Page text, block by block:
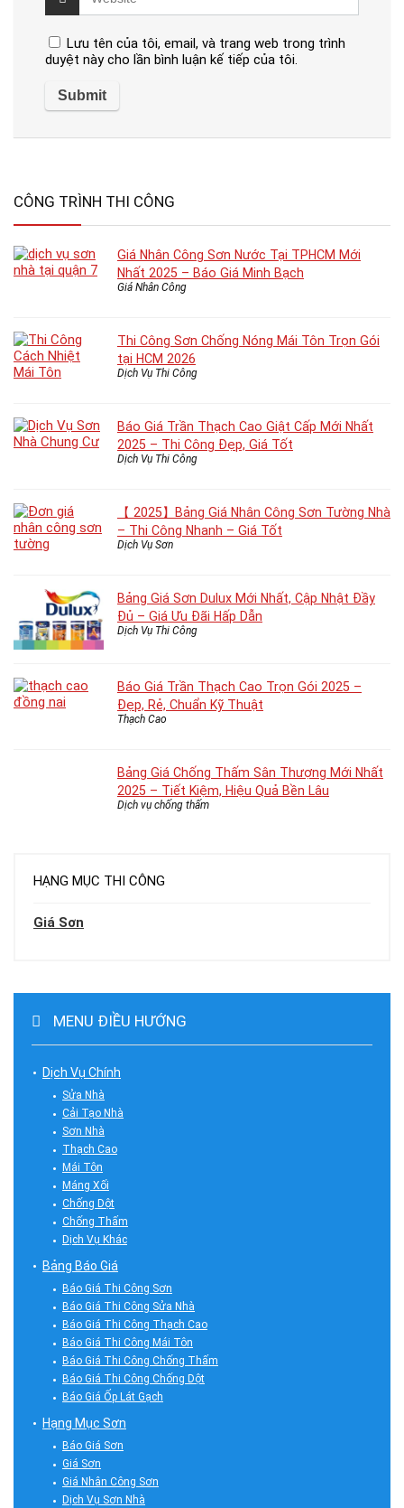
Lưu tên của tôi, email, và trang web trong trình
duyệt này cho lần bình luận kế tiếp của tôi.
CÔNG TRÌNH THI CÔNG
Giá Nhân Công Sơn Nước Tại TPHCM Mới
Nhất 2025 – Báo Giá Minh Bạch
Giá Nhân Công
Thi Công Sơn Chống Nóng Mái Tôn Trọn Gói
tại HCM 2026
Dịch Vụ Thi Công
Báo Giá Trần Thạch Cao Giật Cấp Mới Nhất
2025 – Thi Công Đẹp, Giá Tốt
Dịch Vụ Thi Công
【 2025】Bảng Giá Nhân Công Sơn Tường Nhà
– Thi Công Nhanh – Giá Tốt
Dịch Vụ Sơn
Bảng Giá Sơn Dulux Mới Nhất, Cập Nhật Đầy
Đủ – Giá Ưu Đãi Hấp Dẫn
Dịch Vụ Thi Công
Báo Giá Trần Thạch Cao Trọn Gói 2025 –
Đẹp, Rẻ, Chuẩn Kỹ Thuật
Thạch Cao
Bảng Giá Chống Thấm Sân Thượng Mới Nhất
2025 – Tiết Kiệm, Hiệu Quả Bền Lâu
Dịch vụ chống thấm
HẠNG MỤC THI CÔNG
Giá Sơn
MENU ĐIỀU HƯỚNG
Dịch Vụ Chính
Sửa Nhà
Cải Tạo Nhà
Sơn Nhà
Thạch Cao
Mái Tôn
Máng Xối
Chống Dột
Chống Thấm
Dịch Vụ Khác
Bảng Báo Giá
Báo Giá Thi Công Sơn
Báo Giá Thi Công Sửa Nhà
Báo Giá Thi Công Thạch Cao
Báo Giá Thi Công Mái Tôn
Báo Giá Thi Công Chống Thấm
Báo Giá Thi Công Chống Dột
Báo Giá Ốp Lát Gạch
Hạng Mục Sơn
Báo Giá Sơn
Giá Sơn
Giá Nhân Công Sơn
Dịch Vụ Sơn Nhà